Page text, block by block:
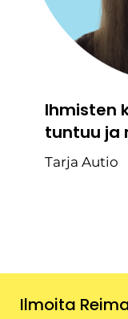
Ihmisten
tuntuu ja
Tarja Autio
Ilmoita